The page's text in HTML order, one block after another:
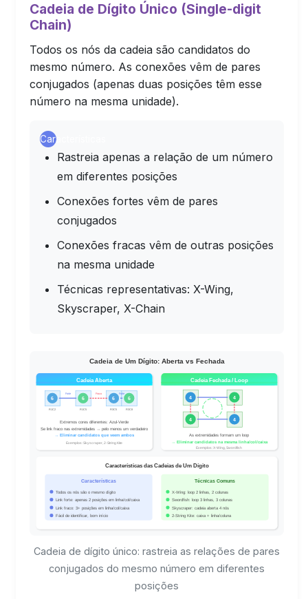
Cadeia de Dígito Único (Single-digit
Chain)
Todos os nós da cadeia são candidatos do
mesmo número. As conexões vêm de pares
conjugados (apenas duas posições têm esse
número na mesma unidade).
Características
Rastreia apenas a relação de um número
em diferentes posições
Conexões fortes vêm de pares
conjugados
Conexões fracas vêm de outras posições
na mesma unidade
Técnicas representativas: X-Wing,
Skyscraper, X-Chain
Cadeia de dígito único: rastreia as relações de pares
conjugados do mesmo número em diferentes
posições